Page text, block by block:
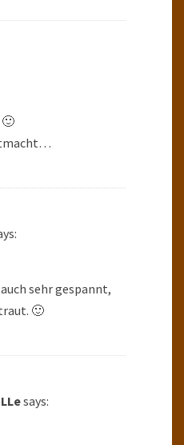
sehr gespannt,
🙂
says: